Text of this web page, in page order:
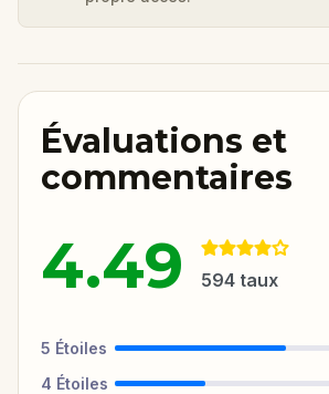
Évaluations et
commentaires
4.49 594 taux
5 Étoiles
4 Étoiles